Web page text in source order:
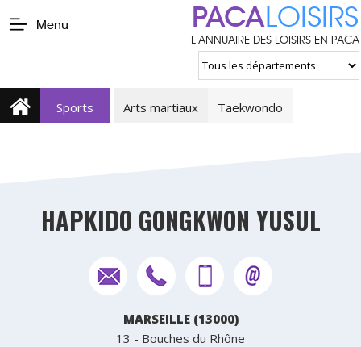
Menu PACALOISIRS
L'ANNUAIRE DES LOISIRS EN PACA
Sports Arts martiaux Taekwondo
HAPKIDO GONGKWON YUSUL
MARSEILLE (13000)
13 - Bouches du Rhône